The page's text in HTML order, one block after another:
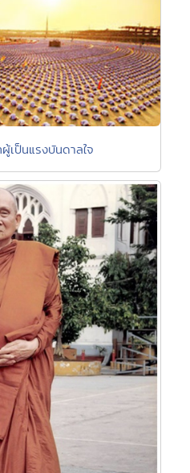
เป็นแรงบันดาลใจ